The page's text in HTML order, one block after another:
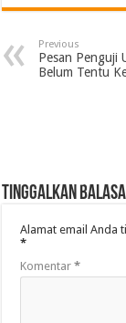
Previous
Pesan Penguji
Belum Tentu
Tinggalkan
Alamat email Anda
*
Komentar*